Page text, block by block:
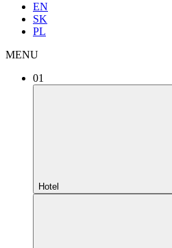
EN
SK
PL
MENU
01
Hotel